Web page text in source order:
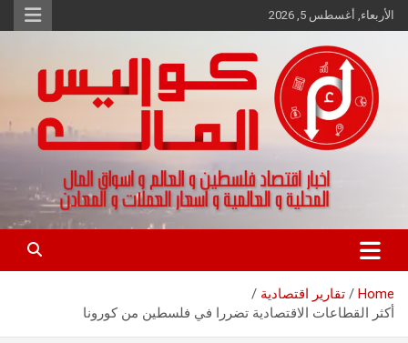
Skip
to
الأربعاء, أغسطس 5, 2026
كواليس المال
اخبار اقتصاد فلسطين و العالم و تقارير اسواق المال و العملات
Home
تقارير اقتصادية
أكثر القطاعات الاقتصادية تضررا في فلسطين من كورونا